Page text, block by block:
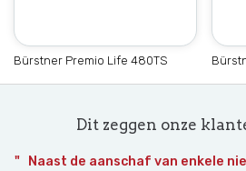
Bürstner Premio Life 480TS
Dit zeggen onze
" Naast de aanschaf van enkele